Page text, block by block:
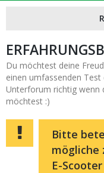
Du möchtest deine
einen umfassenden
Unterforum richtig wenn
möchtest :)
Bitte
mögliche
E-